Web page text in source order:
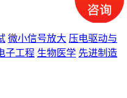
微小信号放大 压电驱动与
子工程 生物医学 先进制造